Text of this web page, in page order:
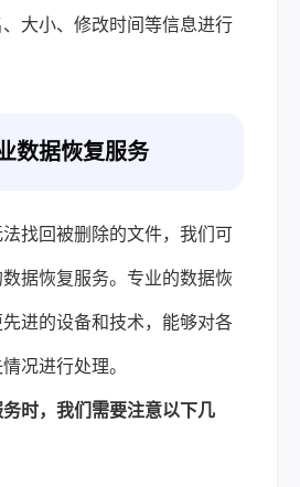
大小、修改时间等信息进行
数据恢复服务
找回被删除的文件，我们可
据恢复服务。专业的数据恢
进的设备和技术，能够对各
况进行处理。
时，我们需要注意以下几